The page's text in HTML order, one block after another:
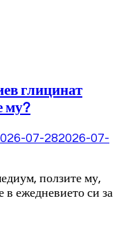
глицинат
му?
07-282026-07-
ползите му,
в ежедневието си за